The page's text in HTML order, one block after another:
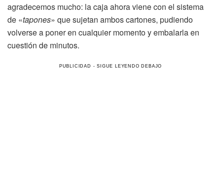
agradecemos mucho: la caja ahora viene con el sistema
de «tapones» que sujetan ambos cartones, pudiendo
volverse a poner en cualquier momento y embalarla en
cuestión de minutos.